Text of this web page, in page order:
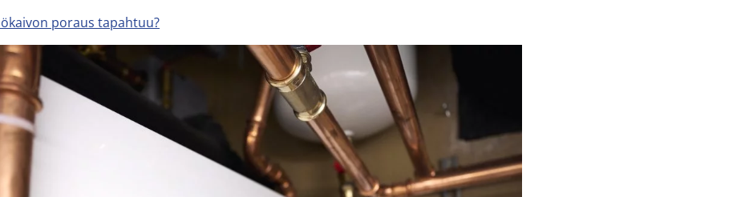
poraus tapahtuu?